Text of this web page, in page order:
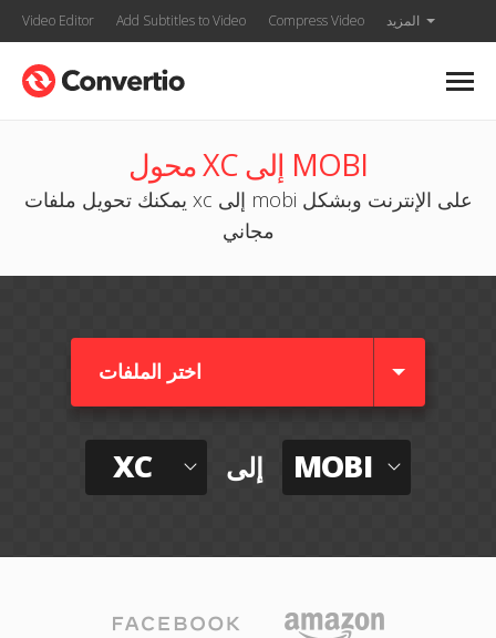
Video Editor Add Subtitles to Video Compress Video المزيد
محول XC إلى MOBI
يمكنك تحويل ملفات xc إلى mobi على الإنترنت وبشكل
مجاني
اختر الملفات
XC إلى MOBI